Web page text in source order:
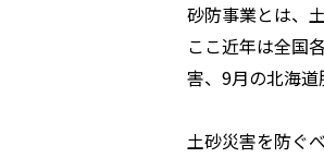
砂防事業とは、
ここ近年は全国
害、9月の北海
土砂災害を防ぐ